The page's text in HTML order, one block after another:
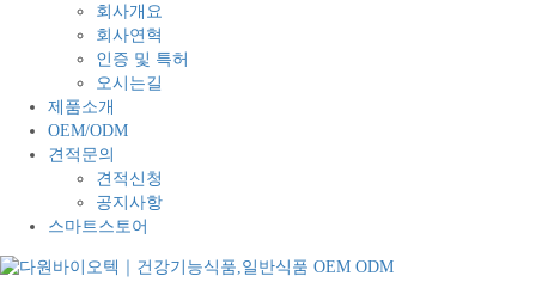
회사개요
회사연혁
인증 및 특허
오시는길
제품소개
OEM/ODM
견적문의
견적신청
공지사항
스마트스토어